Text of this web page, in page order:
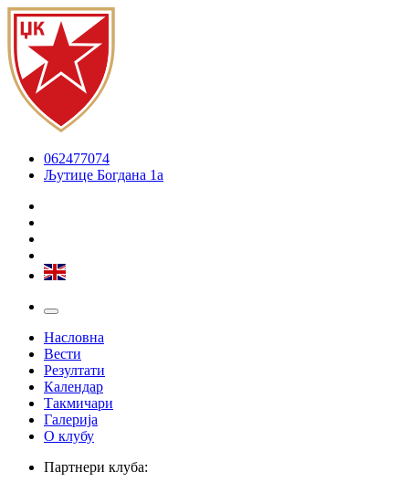
062477074
Љутице Богдана 1а
Насловна
Вести
Резултати
Календар
Такмичари
Галерија
О клубу
Партнери клуба: